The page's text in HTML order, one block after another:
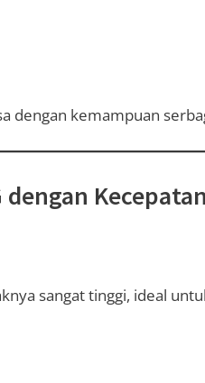
dengan kemampuan
dengan
sangat tinggi, ideal